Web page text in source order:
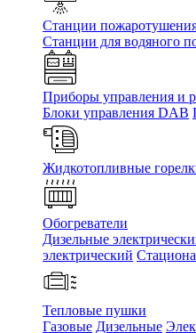
Станции
Станции для водяного
Приборы управления и
Блоки управления DAB
Жидкотопливные
Обогреватели
Дизельные
электрический
Тепловые пушки
Газовые Дизельные